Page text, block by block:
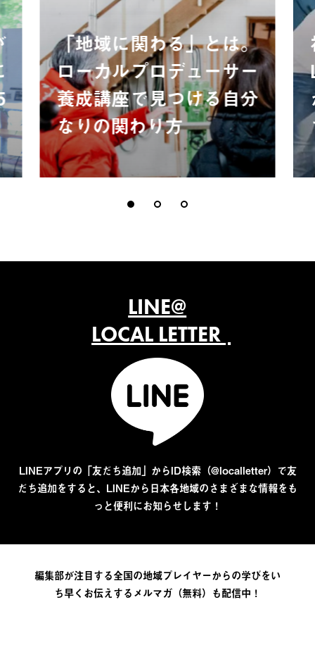
「地域に関わる」とは。
ローカルプロデューサー
養成講座で見つける自分
なりの関わり方
LINE@
LOCAL LETTER
LINEアプリの「友だち追加」からID検索（@localletter）で友
だち追加をすると、LINEから日本各地域のさまざまな情報をも
っと便利にお知らせします！
編集部が注目する全国の地域プレイヤーからの学びをい
ち早くお伝えするメルマガ（無料）も配信中！